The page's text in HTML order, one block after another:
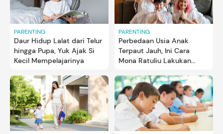
PARENTING
Daur Hidup Lalat dari Telur
hingga Pupa, Yuk Ajak Si
Kecil Mempelajarinya
PARENTING
Perbedaan Usia Anak
Terpaut Jauh, Ini Cara
Mona Ratuliu Lakukan